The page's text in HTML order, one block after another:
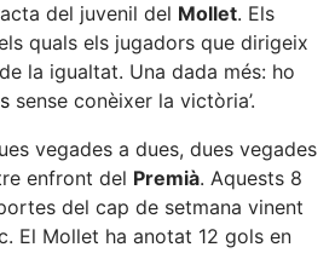
del juvenil del Mollet. Els
quals els jugadors que dirigeix
la igualtat. Una dada més: ho
sense conèixer la victòria’.
vegades a dues, dues vegades
enfront del Premià. Aquests 8
del cap de setmana vinent
El Mollet ha anotat 12 gols en
Necessàries
Aquestes
cookies no
són
són
necessàries
per al
tècnic de la